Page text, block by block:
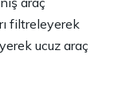
filtreleyerek
ucuz araç